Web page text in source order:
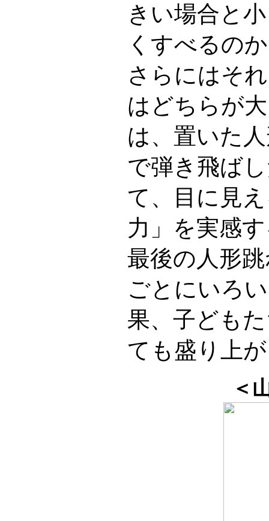
きい場合と
くすべるの
さらにはそ
はどちらが
は、置いた
で弾き飛ば
て、目に見
力」を実感
最後の人形
ごとにいろ
果、子ども
ても盛り上
＜